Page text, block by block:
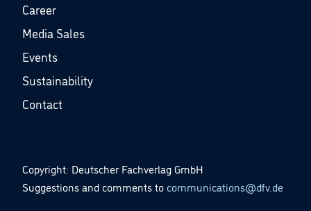
Career
Media Sales
Events
Sustainability
Contact
Copyright: Deutscher Fachverlag GmbH
Suggestions and comments to communications@dfv.de